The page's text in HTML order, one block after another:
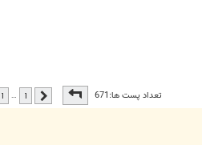
تعداد پست ها:671صفحه53 از56 قبلی 1
…